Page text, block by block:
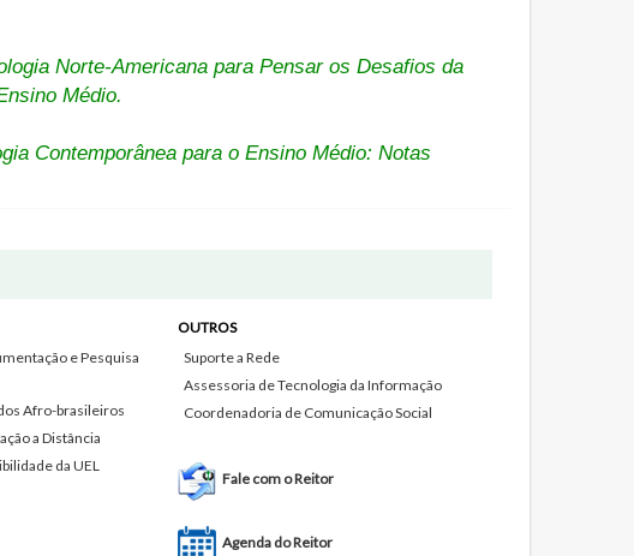
Norte-Americana para Pensar os Desafios da
Médio.
Contemporânea para o Ensino Médio: Notas
e Pesquisa
Afro-brasileiros
a Distância
da UEL
OUTROS
Suporte a Rede
Assessoria de Tecnologia da Informação
Coordenadoria de Comunicação Social
Fale com o Reitor
Agenda do Reitor